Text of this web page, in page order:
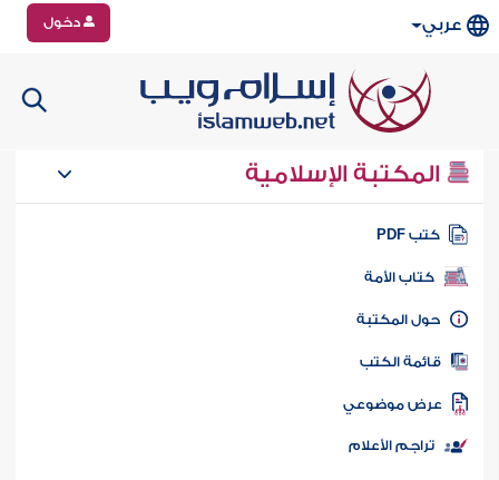
عربي دخول
المكتبة الإسلامية
كتب PDF
كتاب الأمة
المكتبة
الكتب
موضوعي